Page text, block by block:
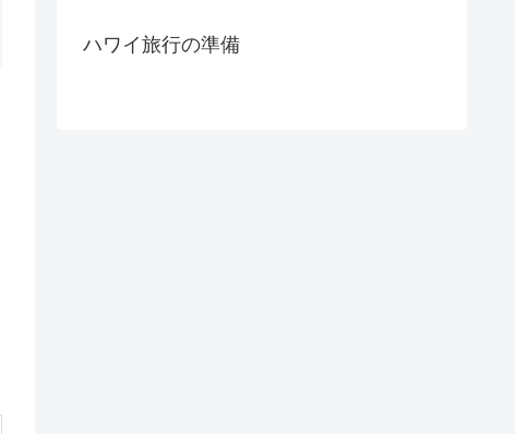
ハワイ旅行の準備